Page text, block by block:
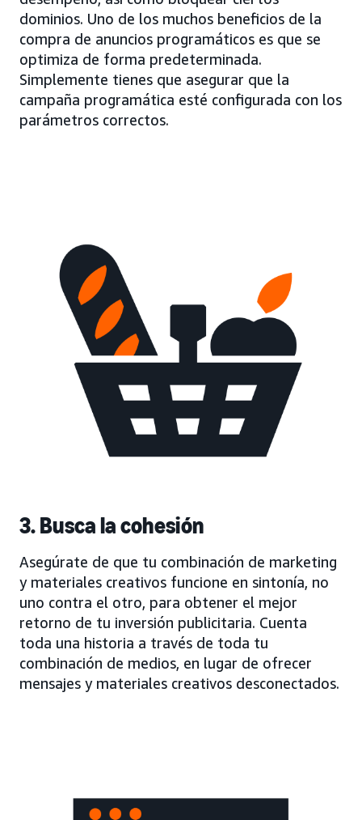
dominios. Uno de los muchos beneficios de la
compra de anuncios programáticos es que se
optimiza de forma predeterminada.
Simplemente tienes que asegurar que la
campaña programática esté configurada con los
parámetros correctos.
3. Busca la cohesión
Asegúrate de que tu combinación de marketing
y materiales creativos funcione en sintonía, no
uno contra el otro, para obtener el mejor
retorno de tu inversión publicitaria. Cuenta
toda una historia a través de toda tu
combinación de medios, en lugar de ofrecer
mensajes y materiales creativos desconectados.